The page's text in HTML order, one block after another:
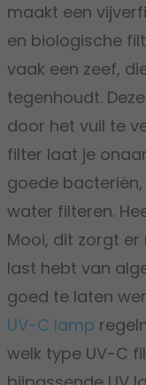
maakt een
en biologische
vaak een zeef,
tegenhoudt.
door het vuil te
filter laat je
goede
water filteren.
Mooi, dit zorgt
last hebt van
goed te laten
UV-C lamp
welk type UV-C